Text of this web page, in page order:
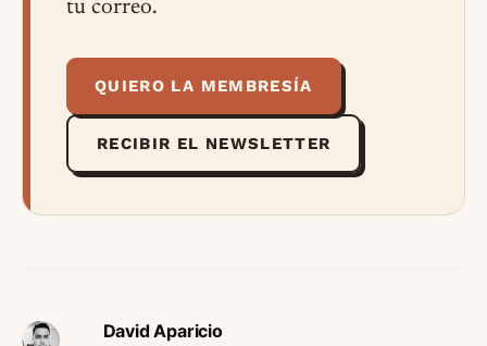
tu correo.
QUIERO LA MEMBRESÍA
RECIBIR EL NEWSLETTER
David Aparicio